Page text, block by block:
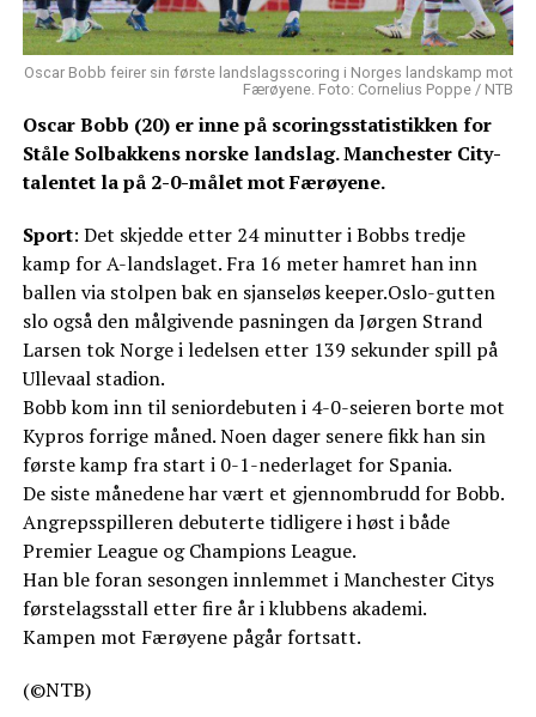
Oscar Bobb feirer sin første landslagsscoring i Norges landskamp mot
Færøyene. Foto: Cornelius Poppe / NTB
Oscar Bobb (20) er inne på scoringsstatistikken for
Ståle Solbakkens norske landslag. Manchester City-
talentet la på 2-0-målet mot Færøyene.
Sport: Det skjedde etter 24 minutter i Bobbs tredje
kamp for A-landslaget. Fra 16 meter hamret han inn
ballen via stolpen bak en sjanseløs keeper.Oslo-gutten
slo også den målgivende pasningen da Jørgen Strand
Larsen tok Norge i ledelsen etter 139 sekunder spill på
Ullevaal stadion.
Bobb kom inn til seniordebuten i 4-0-seieren borte mot
Kypros forrige måned. Noen dager senere fikk han sin
første kamp fra start i 0-1-nederlaget for Spania.
De siste månedene har vært et gjennombrudd for Bobb.
Angrepsspilleren debuterte tidligere i høst i både
Premier League og Champions League.
Han ble foran sesongen innlemmet i Manchester Citys
førstelagsstall etter fire år i klubbens akademi.
Kampen mot Færøyene pågår fortsatt.
(©NTB)